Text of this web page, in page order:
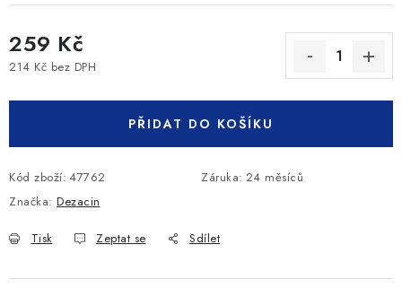
259 Kč
214 Kč bez DPH
PŘIDAT DO KOŠÍKU
Kód zboží: 47762 Záruka: 24 měsíců
Značka: Dezacin
Tisk Zeptat se Sdílet